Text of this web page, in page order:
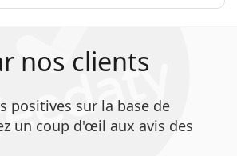
nos clients
positives sur la base de
un coup d'œil aux avis des